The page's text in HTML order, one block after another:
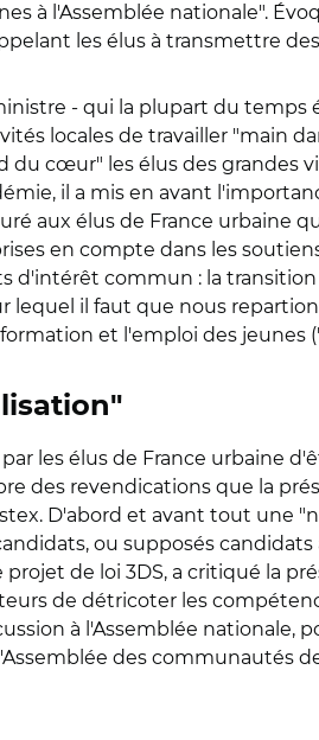
à l'Assemblée nationale".
les élus à transmettre
- qui la plupart du
locales de travailler "main
du cœur" les élus des grandes
il a mis en avant
aux élus de France urbaine
en compte dans les
d'intérêt commun : la
il faut que nous
formation et l'emploi des
les élus de France urbaine
des revendications que la
D'abord et avant tout une
ou supposés
de loi 3DS, a critiqué la
de détricoter les
à l'Assemblée
des communautés